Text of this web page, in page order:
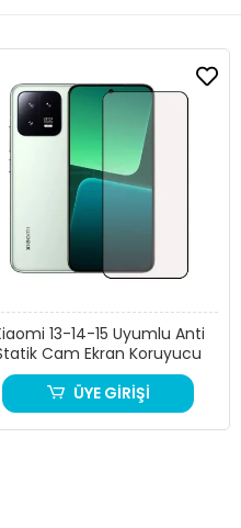
13-14-15 Uyumlu Anti
Cam Ekran Koruyucu
ÜYE GİRİŞİ